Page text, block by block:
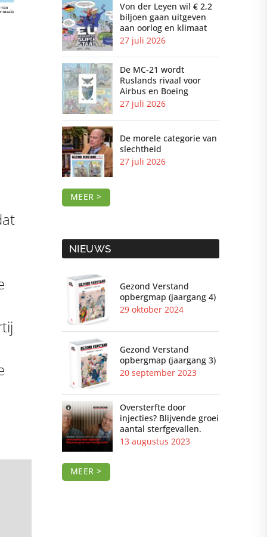
Von der Leyen wil € 2,2
biljoen gaan uitgeven
aan oorlog en klimaat
27 juli 2026
De MC-21 wordt
Ruslands rivaal voor
Airbus en Boeing
27 juli 2026
De morele categorie van
slechtheid
27 juli 2026
MEER >
NIEUWS
Gezond Verstand
opbergmap (jaargang 4)
29 oktober 2024
Gezond Verstand
opbergmap (jaargang 3)
20 september 2023
Oversterfte door
injecties? Blijvende groei
aantal sterfgevallen.
13 augustus 2023
MEER >